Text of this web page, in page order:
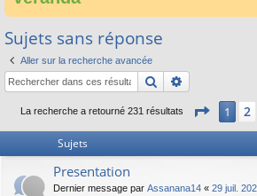
Sujets sans réponse
Aller sur la recherche avancée
Rechercher
La recherche a retourné 231 résultats Page 1
1 2
Sujets
Presentation
Dernier message par Assanana14 « 29 juil.